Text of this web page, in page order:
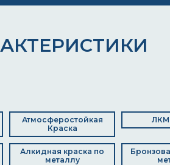
Атмосферостойкая
Краска
ЛКМ
Алкидная краска по
металлу